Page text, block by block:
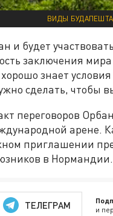
ВИДЫ БУДАПЕШТА.
и будет
заключения
знает
сделать, чтобы
переговоров
арене.
приглашении
в Нормандии.
ТЕЛЕГРАМ и